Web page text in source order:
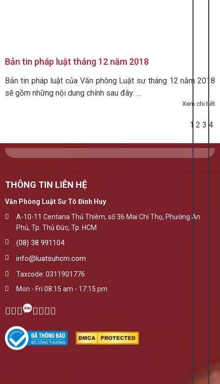
Bản tin pháp luật tháng 12 năm 2018
Bản tin pháp luật của Văn phòng Luật sư tháng 12 năm 2018
sẽ gồm những nội dung chính sau đây: ...
Xem chi tiết
1 2 3 4
THÔNG TIN LIÊN HỆ
Văn Phòng Luật Sư Tô Đình Huy
A-10-11 Centana Thủ Thiêm, số 36 Mai Chí Thọ, Phường An
Phú, Tp. Thủ Đức, Tp. HCM
(08) 38 991104
info@luatsuhcm.com
Taxcode: 0311901776
Mon - Fri 08:15 am - 17:15 pm